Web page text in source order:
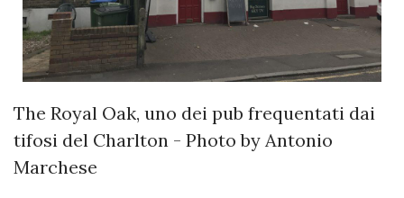
The Royal Oak, uno dei pub frequentati dai
tifosi del Charlton - Photo by Antonio
Marchese